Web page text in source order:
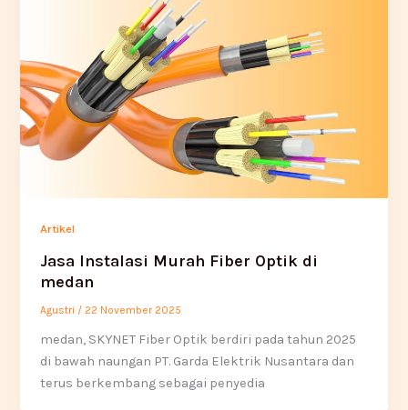
Artikel
Jasa Instalasi Murah Fiber Optik di
medan
Agustri / 22 November 2025
medan, SKYNET Fiber Optik berdiri pada tahun 2025
di bawah naungan PT. Garda Elektrik Nusantara dan
terus berkembang sebagai penyedia